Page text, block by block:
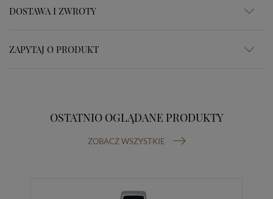
DOSTAWA I ZWROTY
ZAPYTAJ O PRODUKT
OSTATNIO OGLĄDANE PRODUKTY
ZOBACZ WSZYSTKIE